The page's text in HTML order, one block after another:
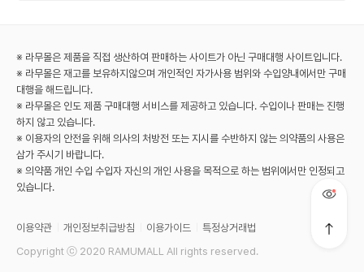
※ 라무몰은 제품을 직접 생산하여 판매하는 사이트가 아닌 구매대행 사이트입니다.
※ 라무몰은 재고를 보유하지않으며 개인적인 자가사용 범위와 수입양내에서만 구매
대행을 해드립니다.
※ 라무몰은 인도 제품 구매대행 서비스를 제공하고 있습니다. 수입이나 판매는 진행
하지 않고 있습니다.
※ 이용자의 안전을 위해 의사의 처방전 또는 지시를 수반하지 않는 의약품의 사용은
삼가 주시기 바랍니다.
※ 의약품 개인 수입 수입자 자신의 개인 사용을 목적으로 하는 범위에서만 인정되고
있습니다.
이용약관 개인정보취급방침 이용가이드
특정상거래법
Copyright ⓒ 2020 RAMUMALL All rights reserved.